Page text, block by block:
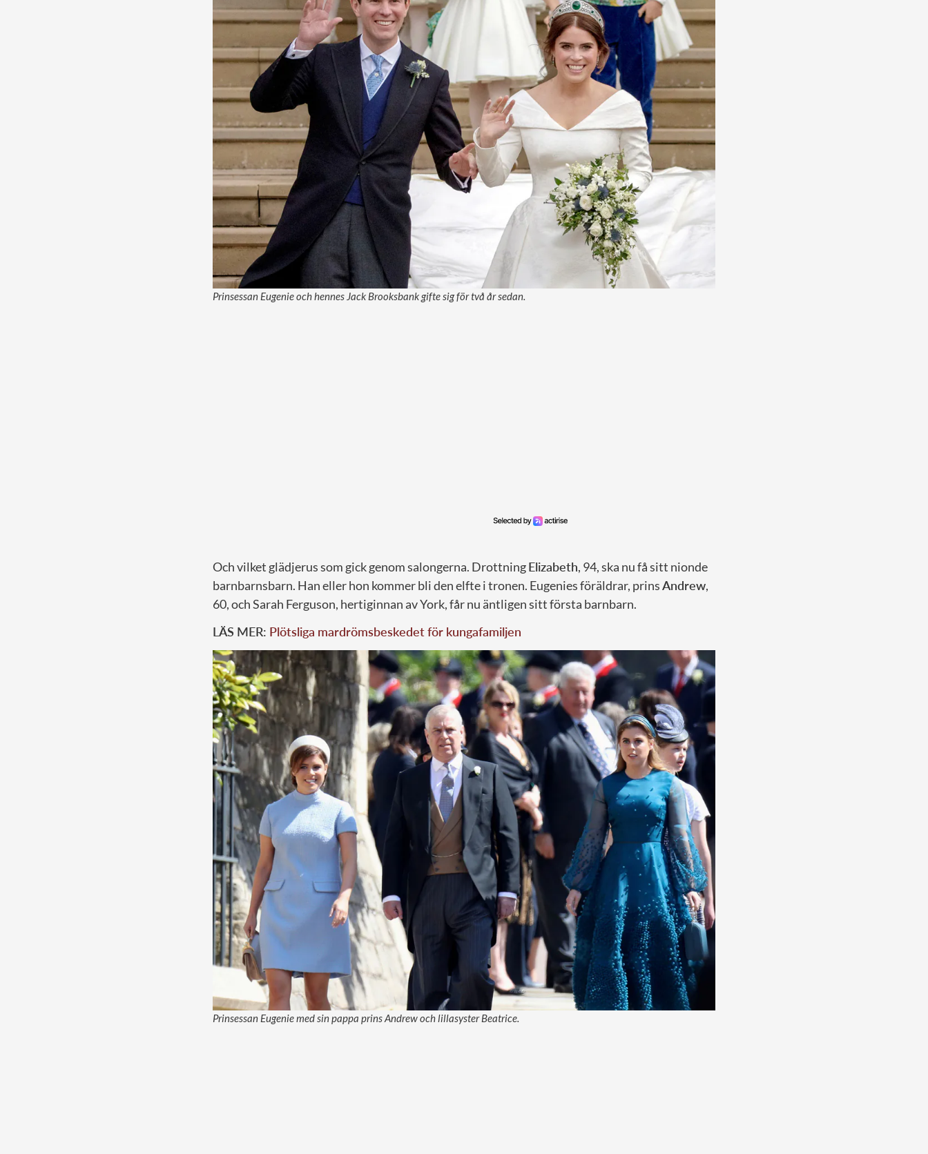
Prinsessan Eugenie och hennes Jack Brooksbank gifte sig för två år sedan.
Och vilket glädjerus som gick genom salongerna. DrottningElizabeth, 94, ska nu få sitt nionde
barnbarnsbarn. Han eller hon kommer bli den elfte i tronen. Eugenies föräldrar, prinsAndrew,
60, och Sarah Ferguson, hertiginnan av York, får nu äntligen sitt första barnbarn.
LÄS MER: Plötsliga mardrömsbeskedet för kungafamiljen
Prinsessan Eugenie med sin pappa prins Andrew och lillasyster Beatrice.